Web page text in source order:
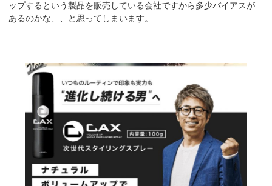
ップするという製品を販売している会社ですから多少バイアスが
あるのかな、、と思ってしまいます。